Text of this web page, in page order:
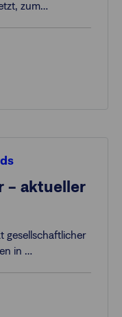
zum…
– aktueller
gesellschaftlicher
in …